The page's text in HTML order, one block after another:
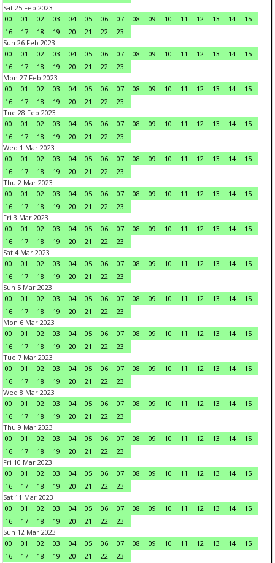
Sat 25 Feb 2023
00
01 02 03 04 05 06 07 08 09 10 11 12 13 14
15
16
17 18 19 20 21 22
23
Sun 26 Feb 2023
00
01 02 03 04 05 06 07 08 09 10 11 12 13 14
15
16
17 18 19 20 21 22
23
Mon 27 Feb 2023
00
01 02 03 04 05 06 07 08 09 10 11 12 13 14
15
16
17 18 19 20 21 22
23
Tue 28 Feb 2023
00
01 02 03 04 05 06 07 08 09 10 11 12 13 14
15
16
17 18 19 20 21 22
23
Wed 1 Mar 2023
00
01 02 03 04 05 06 07 08 09 10 11 12 13 14
15
16
17 18 19 20 21 22
23
Thu 2 Mar 2023
00
01 02 03 04 05 06 07 08 09 10 11 12 13 14
15
16
17 18 19 20 21 22
23
Fri 3 Mar 2023
00
01 02 03 04 05 06 07 08 09 10 11 12 13 14
15
16
17 18 19 20 21 22
23
Sat 4 Mar 2023
00
01 02 03 04 05 06 07 08 09 10 11 12 13 14
15
16
17 18 19 20 21 22
23
Sun 5 Mar 2023
00
01 02 03 04 05 06 07 08 09 10 11 12 13 14
15
16
17 18 19 20 21 22
23
Mon 6 Mar 2023
00
01 02 03 04 05 06 07 08 09 10 11 12 13 14
15
16
17 18 19 20 21 22
23
Tue 7 Mar 2023
00
01 02 03 04 05 06 07 08 09 10 11 12 13 14
15
16
17 18 19 20 21 22
23
Wed 8 Mar 2023
00
01 02 03 04 05 06 07 08 09 10 11 12 13 14
15
16
17 18 19 20 21 22
23
Thu 9 Mar 2023
00
01 02 03 04 05 06 07 08 09 10 11 12 13 14
15
16
17 18 19 20 21 22
23
Fri 10 Mar 2023
00
01 02 03 04 05 06 07 08 09 10 11 12 13 14
15
16
17 18 19 20 21 22
23
Sat 11 Mar 2023
00
01 02 03 04 05 06 07 08 09 10 11 12 13 14
15
16
17 18 19 20 21 22
23
Sun 12 Mar 2023
00
01 02 03 04 05 06 07 08 09 10 11 12 13 14
15
16
17 18 19 20 21 22
23